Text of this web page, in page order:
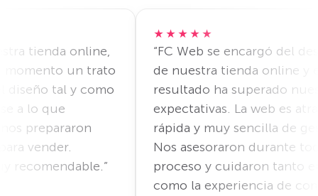
del desarrollo
y el
nuestras
atractiva,
de gestionar.
todo el
el diseño
★★★★★
“Estamos muy satisfechos
página web que nos ha
FC Web. Supieron entender
principio lo que
transformarlo en una web
profesional y fácil de utilizar.
comunicación durante todo
proyecto fue muy fluida y el